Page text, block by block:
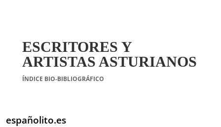
ESCRITORES Y
ARTISTAS ASTURIANOS
ÍNDICE BIO-BIBLIOGRÁFICO
españolito.es